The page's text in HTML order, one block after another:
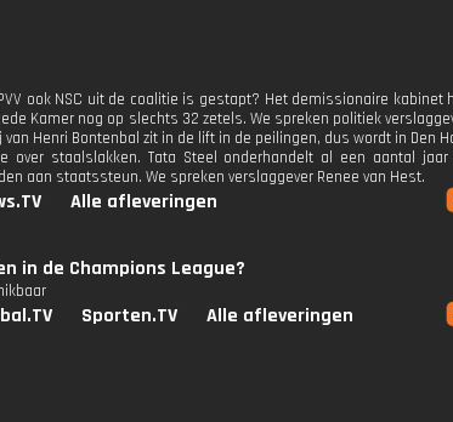
ook NSC uit de coalitie is gestapt? Het demissionaire kabinet
Kamer nog op slechts 32 zetels. We spreken politiek
Henri Bontenbal zit in de lift in de peilingen, dus wordt in Den
over staalslakken. Tata Steel onderhandelt al een aantal
aan staatssteun. We spreken verslaggever Renee van Hest.
Alle afleveringen
in de Champions League?
Sporten.TV Alle afleveringen